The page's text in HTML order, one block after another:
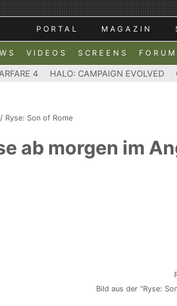
PORTAL MAGAZIN
VIDEOS SCREENS FORUM
4 HALO: CAMPAIGN EVOLVED
/ Ryse: Son of Rome
ab morgen im
Bild aus der "Ryse: